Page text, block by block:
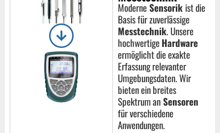
ModerneSensorik ist die
Basis für zuverlässige
Messtechnik. Unsere
hochwertigeHardware
ermöglicht die exakte
Erfassung relevanter
Umgebungsdaten. Wir
bieten ein breites
Spektrum anSensoren
für verschiedene
Anwendungen.